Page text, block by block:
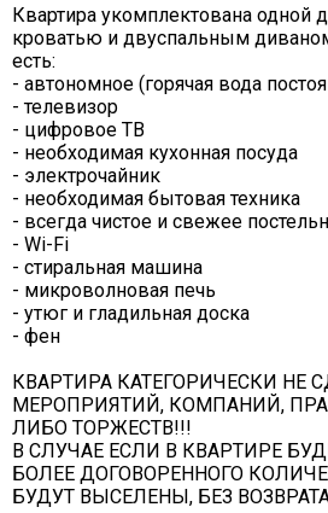
Квартира укомплектована одной
кроватью и двуспальным
есть:
- автономное (горячая вода
- телевизор
- цифровое ТВ
- необходимая кухонная посуда
- электрочайник
- необходимая бытовая техника
- всегда чистое и свежее
- Wi-Fi
- стиральная машина
- микроволновая печь
- утюг и гладильная доска
- фен
КВАРТИРА КАТЕГОРИЧЕСКИ НЕ
МЕРОПРИЯТИЙ, КОМПАНИЙ,
ЛИБО ТОРЖЕСТВ!!!
В СЛУЧАЕ ЕСЛИ В КВАРТИРЕ
БОЛЕЕ ДОГОВОРЕННОГО
БУДУТ ВЫСЕЛЕНЫ, БЕЗ